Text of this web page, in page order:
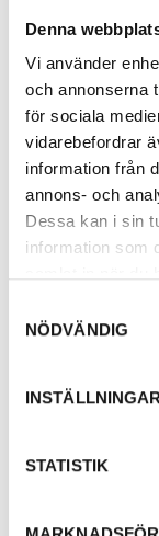
Denna
Vi använder
och annonserna
för sociala
vidarebefordrar
information från
annons- och
Dessa kan i sin
information som
NÖDVÄNDIG
INSTÄLLNINGAR
STATISTIK